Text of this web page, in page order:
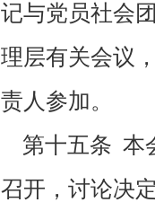
记与党员社会
理层有关会议
责人参加。
第十五条 本
召开，讨论决